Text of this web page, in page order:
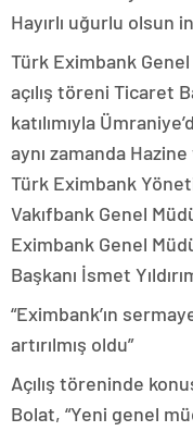
Hayırlı uğurlu olsun
Türk Eximbank
açılış töreni Ticaret
katılımıyla
aynı zamanda Hazine
Türk Eximbank
Vakıfbank Genel
Eximbank Genel
Başkanı İsmet
“Eximbank’ın
artırılmış oldu”
Açılış töreninde
Bolat, “Yeni genel